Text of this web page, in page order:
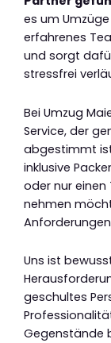
es um
erfahrenes
und sorgt
stressfrei
Bei Umzug
Service, der
abgestimmt
inklusive
oder nur einen
nehmen
Uns ist
geschultes
Gegenstände